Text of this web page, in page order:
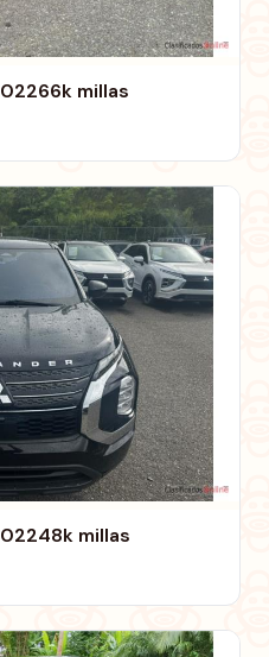
millas
millas